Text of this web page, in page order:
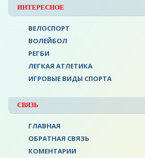
ИНТЕРЕСНОЕ
ВЕЛОСПОРТ
ВОЛЕЙБОЛ
РЕГБИ
ЛЕГКАЯ АТЛЕТИКА
ИГРОВЫЕ ВИДЫ СПОРТА
СВЯЗЬ
ГЛАВНАЯ
ОБРАТНАЯ СВЯЗЬ
КОМЕНТАРИИ